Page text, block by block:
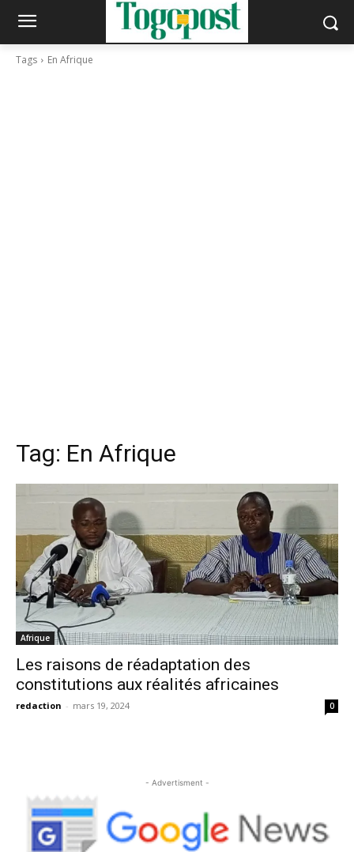
Tags En Afrique
Tag: En Afrique
Afrique
Les raisons de réadaptation des
constitutions aux réalités africaines
redaction - mars 19, 2024 0
- Advertisment -